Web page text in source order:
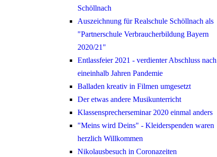
Schöllnach
Auszeichnung für Realschule Schöllnach als
"Partnerschule Verbraucherbildung Bayern
2020/21"
Entlassfeier 2021 - verdienter Abschluss nach
eineinhalb Jahren Pandemie
Balladen kreativ in Filmen umgesetzt
Der etwas andere Musikunterricht
Klassensprecherseminar 2020 einmal anders
"Meins wird Deins" - Kleiderspenden waren
herzlich Willkommen
Nikolausbesuch in Coronazeiten